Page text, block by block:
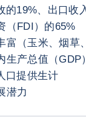
的19%、出口收
（FDI）的65%
富（玉米、烟草
生产总值（GDP
口提供生计
潜力